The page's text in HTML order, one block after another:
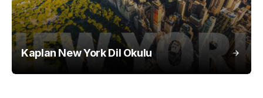
Kaplan New York Dil Okulu